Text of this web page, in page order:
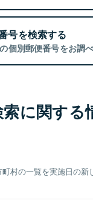
号を検索する
個別郵便番号をお調べ
に関する
村の一覧を実施日の新